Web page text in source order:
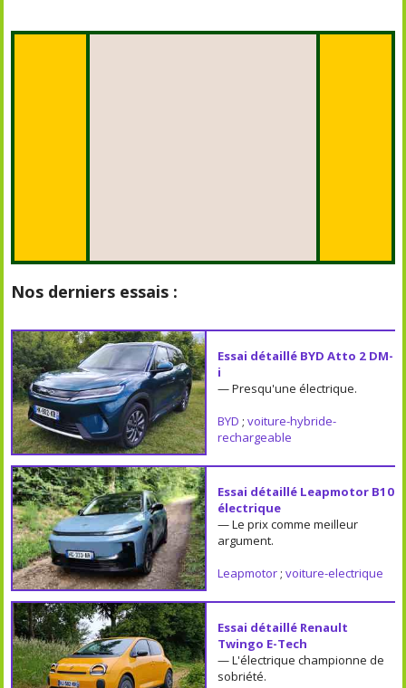
Nos derniers essais :
Essai détaillé BYD Atto 2 DM-
i
— Presqu'une électrique.
BYD ; voiture-hybride-
rechargeable
Essai détaillé Leapmotor B10
électrique
— Le prix comme meilleur
argument.
Leapmotor; voiture-electrique
Essai détaillé Renault
Twingo E-Tech
— L'électrique championne de
sobriété.